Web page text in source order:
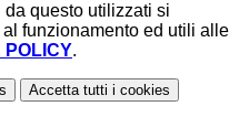
questo utilizzati si
funzionamento ed utili alle
POLICY.
Accetta tutti i cookies